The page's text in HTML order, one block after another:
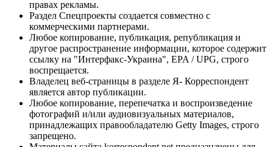
правах рекламы.
Раздел Спецпроекты создается совместно с
коммерческими партнерами.
Любое копирование, публикация, републикация и
другое распространение информации, которое содержит
ссылку на "Интерфакс-Украина", EPA / UPG, строго
воспрещается.
Владелец веб-страницы в разделе Я- Корреспондент
является автор публикации.
Любое копирование, перепечатка и воспроизведение
фотографий и/или аудиовизуальных материалов,
принадлежащих правообладателю Getty Images, строго
запрещено.